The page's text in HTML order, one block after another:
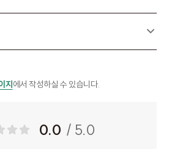
지에서 작성하실 수 있습니다.
0.0 / 5.0